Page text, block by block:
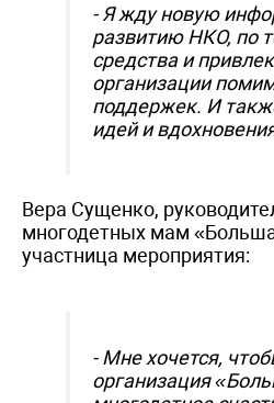
- Я жду новую
развитию НКО, по
средства и
организации
поддержек. И
идей и
Вера Сущенко,
многодетных мам
участница мероприятия:
- Мне хочется,
организация